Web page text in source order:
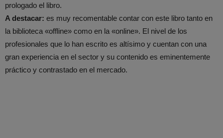
prologado el libro.
A destacar: es muy recomentable contar con este libro tanto en
la biblioteca «offline» como en la «online». El nivel de los
profesionales que lo han escrito es altísimo y cuentan con una
gran experiencia en el sector y su contenido es eminentemente
práctico y contrastado en el mercado.